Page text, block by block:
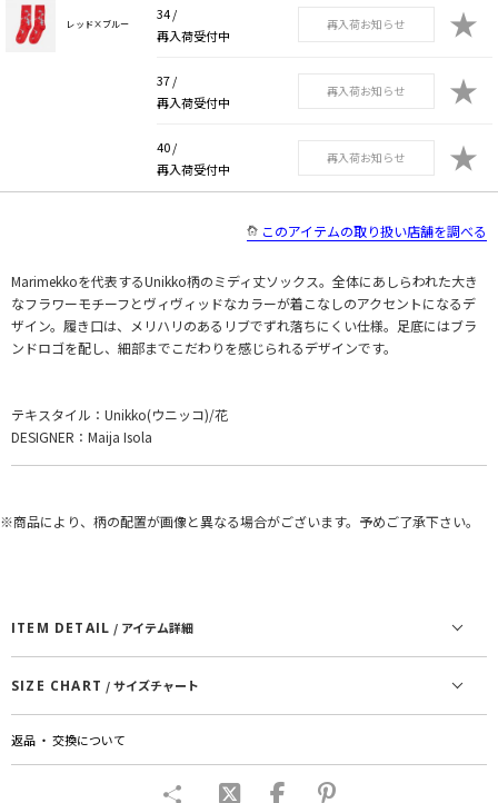
レッド×ブルー
34 /
再入荷受付中
再入荷お知らせ ★
37 /
再入荷受付中
再入荷お知らせ ★
40 /
再入荷受付中
再入荷お知らせ ★
このアイテムの取り扱い店舗を調べる
Marimekkoを代表するUnikko柄のミディ丈ソックス。全体にあしらわれた大き
なフラワーモチーフとヴィヴィッドなカラーが着こなしのアクセントになるデ
ザイン。履き口は、メリハリのあるリブでずれ落ちにくい仕様。足底にはブラ
ンドロゴを配し、細部までこだわりを感じられるデザインです。
テキスタイル：Unikko(ウニッコ)/花
DESIGNER：Maija Isola
※商品により、柄の配置が画像と異なる場合がございます。予めご了承下さい。
ITEM DETAIL / アイテム詳細
SIZE CHART / サイズチャート
返品 ・ 交換について